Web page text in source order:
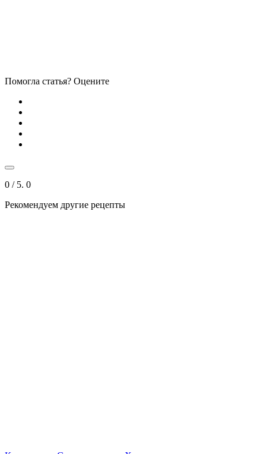
Помогла статья? Оцените
0 / 5. 0
Рекомендуем другие рецепты